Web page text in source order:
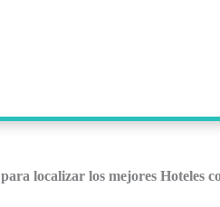
para localizar los mejores Hoteles